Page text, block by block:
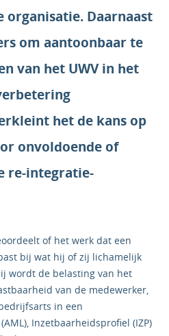
organisatie. Daarnaast
om aantoonbaar te
van het UWV in het
het de kans op
onvoldoende of
re-integratie-
of het werk dat een
bij wat hij of zij lichamelijk
wordt de belasting van het
van de medewerker,
in een
Inzetbaarheidsprofiel (IZP)